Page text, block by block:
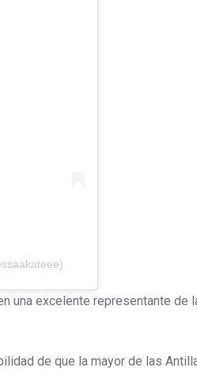
una excelente representante
de que la mayor de las